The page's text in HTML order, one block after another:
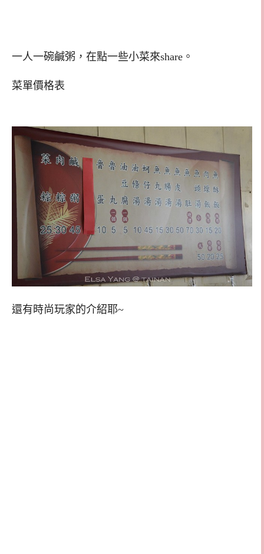
一人一碗鹹粥，在點一些小菜來share。
菜單價格表
還有時尚玩家的介紹耶~